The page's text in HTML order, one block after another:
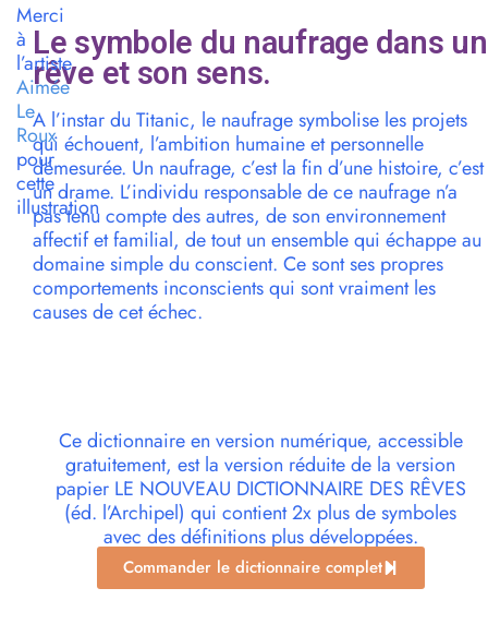
Le symbole du naufrage dans un
rêve et son sens.
A l’instar du Titanic, le naufrage symbolise les projets
qui échouent, l’ambition humaine et personnelle
démesurée. Un naufrage, c’est la fin d’une histoire, c’est
un drame. L’individu responsable de ce naufrage n’a
pas tenu compte des autres, de son environnement
affectif et familial, de tout un ensemble qui échappe au
domaine simple du conscient. Ce sont ses propres
comportements inconscients qui sont vraiment les
causes de cet échec.
Ce dictionnaire en version numérique, accessible
gratuitement, est la version réduite de la version
papier LE NOUVEAU DICTIONNAIRE DES RÊVES
(éd. l’Archipel) qui contient 2x plus de symboles
avec des définitions plus développées.
Commander le dictionnaire complet
Merci
à
l’artiste
Aimée
Le
Roux
pour
cette
illustration